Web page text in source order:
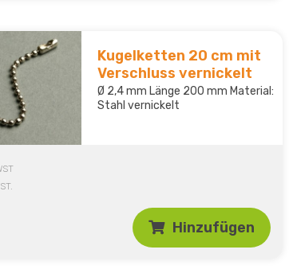
Kugelketten 20 cm mit
Verschluss vernickelt
Ø 2,4 mm Länge 200 mm Material:
Stahl vernickelt
Hinzufügen